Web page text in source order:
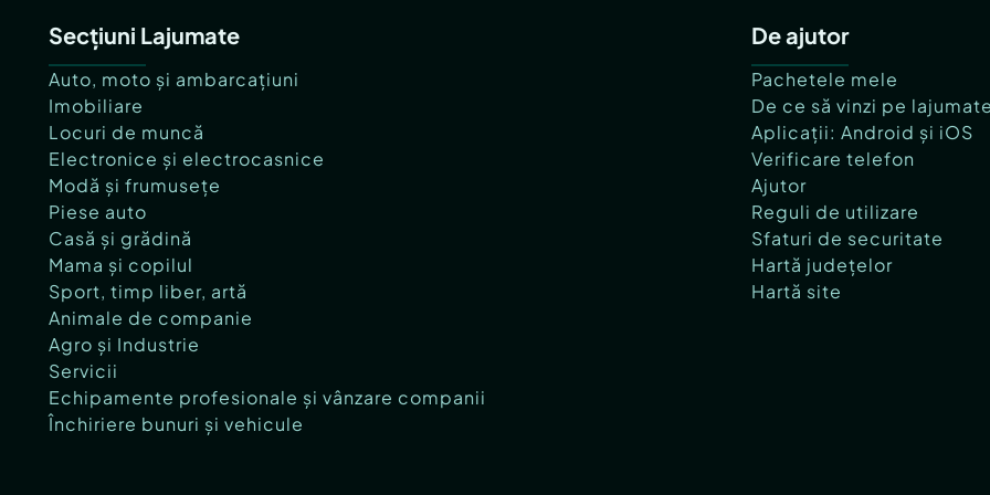
Secțiuni Lajumate
Auto, moto și ambarcațiuni
Imobiliare
Locuri de muncă
Electronice și electrocasnice
Modă și frumusețe
Piese auto
Casă și grădină
Mama și copilul
Sport, timp liber, artă
Animale de companie
Agro și Industrie
Servicii
Echipamente profesionale și vânzare companii
Închiriere bunuri și vehicule
De ajutor
Pachetele mele
De ce să vinzi pe
Aplicații: Android și iOS
Verificare telefon
Ajutor
Reguli de utilizare
Sfaturi de securitate
Hartă județelor
Hartă site